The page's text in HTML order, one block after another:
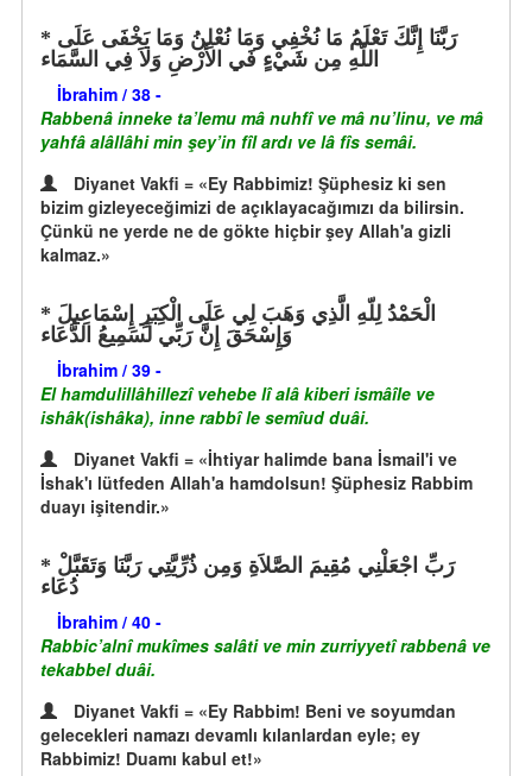
اللّهِ مِن شَيْءٍ فَي الأَرْضِ وَلاَ فِي السَّمَاء
İbrahim / 38 -
Rabbenâ inneke ta’lemu mâ nuhfî ve mâ nu’linu, ve mâ
yahfâ alâllâhi min şey’in fîl ardı ve lâ fîs semâi.
Diyanet Vakfi = «Ey Rabbimiz! Şüphesiz ki sen
bizim gizleyeceğimizi de açıklayacağımızı da bilirsin.
Çünkü ne yerde ne de gökte hiçbir şey Allah'a gizli
kalmaz.»
وَإِسْحَقَ إِنَّ رَبِّي لَسَمِيعُ الدُّعَاء
İbrahim / 39 -
El hamdulillâhillezî vehebe lî alâ kiberi ismâîle ve
ishâk(ishâka), inne rabbî le semîud duâi.
Diyanet Vakfi = «İhtiyar halimde bana İsmail'i ve
İshak'ı lütfeden Allah'a hamdolsun! Şüphesiz Rabbim
duayı işitendir.»
دُعَاء
İbrahim / 40 -
Rabbic’alnî mukîmes salâti ve min zurriyyetî rabbenâ ve
tekabbel duâi.
Diyanet Vakfi = «Ey Rabbim! Beni ve soyumdan
gelecekleri namazı devamlı kılanlardan eyle; ey
Rabbimiz! Duamı kabul et!»